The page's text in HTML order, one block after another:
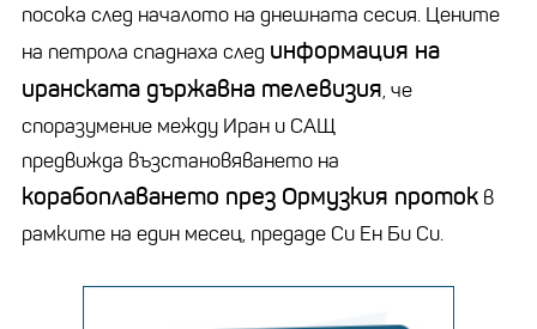
посока след началото на днешната сесия. Цените
на петрола спаднаха след информация на
иранската държавна телевизия, че
споразумение между Иран и САЩ
предвижда възстановяването на
корабоплаването през Ормузкия проток в
рамките на един месец, предаде Си Ен Би Си.